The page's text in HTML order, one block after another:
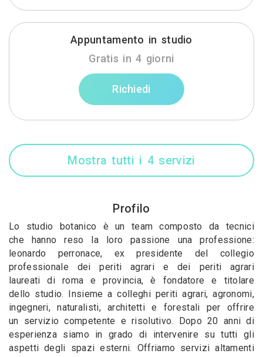
Appuntamento in studio
Gratis in 4 giorni
Richiedi
Mostra tutti i 4 servizi
Profilo
Lo studio botanico è un team composto da tecnici
che hanno reso la loro passione una professione:
leonardo perronace, ex presidente del collegio
professionale dei periti agrari e dei periti agrari
laureati di roma e provincia, è fondatore e titolare
dello studio. Insieme a colleghi periti agrari, agronomi,
ingegneri, naturalisti, architetti e forestali per offrire
un servizio competente e risolutivo. Dopo 20 anni di
esperienza siamo in grado di intervenire su tutti gli
aspetti degli spazi esterni. Offriamo servizi altamenti